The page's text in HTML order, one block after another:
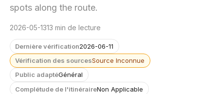
spots along the route.
2026-05-1313 min de lecture
Dernière vérification2026-06-11
Vérification des sourcesSource Inconnue
Public adaptéGénéral
Complétude de l'itinéraireNon Applicable